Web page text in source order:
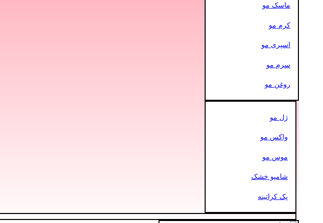
ماسک مو
کرم مو
اسپری مو
سرم مو
روغن مو
ژل مو
واکس مو
موس مو
شامپو خشک
پک کراتینه